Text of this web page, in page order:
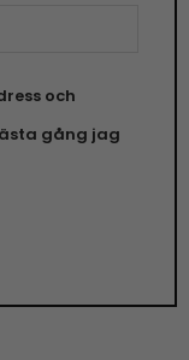
och
gång jag